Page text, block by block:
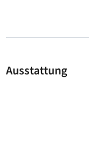
Ausstattung